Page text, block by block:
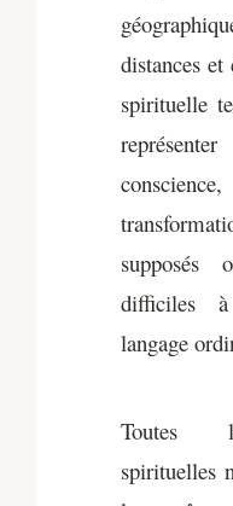
distances
spirituelle
supposés
difficiles
langage
Toutes
spirituelles